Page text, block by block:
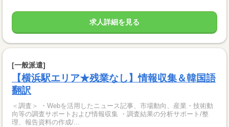
求人詳細を見る
[一般派遣]
【横浜駅エリア★残業なし】情報収集＆韓国語
翻訳
＜調査＞ ・Webを活用したニュース記事、市場動向、産業・技術動
向等の調査サポートおよび情報収集 ・調査結果の分析サポート/整
理、報告資料の作成/...